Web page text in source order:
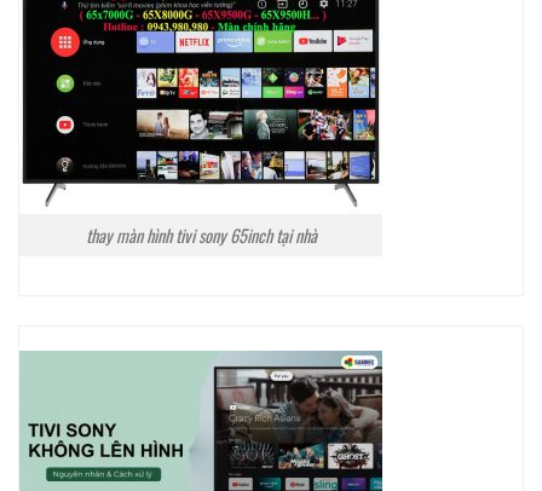
thay màn hình tivi sony 65inch tại nhà